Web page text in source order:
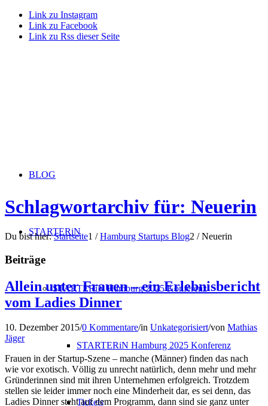
Link zu Instagram
Link zu Facebook
Link zu Rss dieser Seite
BLOG
STARTERiN
STARTERiN Hamburg 2025 Konferenz
STARTERiN Hamburg 2025 Konferenz
Tickets
Schlagwortarchiv für: Neuerin
Du bist hier: Startseite1 / Hamburg Startups Blog2 / Neuerin
Beiträge
Allein unter Frauen – ein Erlebnisbericht
vom Ladies Dinner
10. Dezember 2015/0 Kommentare/in Unkategorisiert/von Mathias
Jäger
Frauen in der Startup-Szene – manche (Männer) finden das nach
wie vor exotisch. Völlig zu unrecht natürlich, denn mehr und mehr
Gründerinnen sind mit ihren Unternehmen erfolgreich. Trotzdem
stellen sie leider immer noch eine Minderheit dar, es sei denn, das
Ladies Dinner steht auf dem Programm, dann sind sie ganz unter